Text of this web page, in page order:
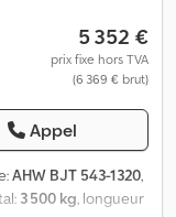
5 352 €
prix fixe hors TVA
(6 369 € brut)
Appel
AHW BJT 543-1320,
3 500 kg, longueur